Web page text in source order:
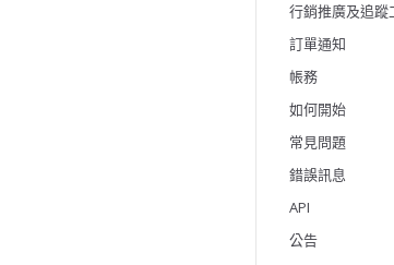
行銷推廣及追蹤
訂單通知
帳務
如何開始
常見問題
錯誤訊息
API
公告